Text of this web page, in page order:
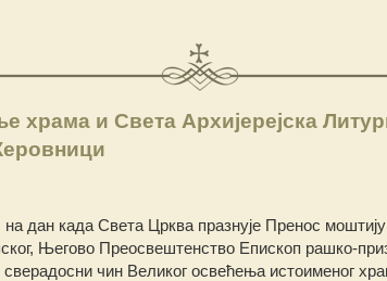
храма и Света Архијерејска
на дан када Света Црква празнује Пренос
Његово Преосвештенство Епископ рашко-
чин Великог освећења истоименог